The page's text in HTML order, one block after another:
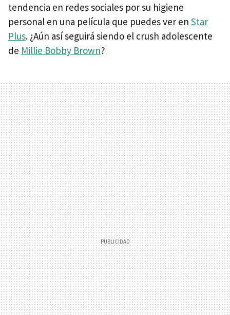
tendencia en redes sociales por su higiene
personal en una película que puedes ver en Star
Plus. ¿Aún así seguirá siendo el crush adolescente
de Millie Bobby Brown?